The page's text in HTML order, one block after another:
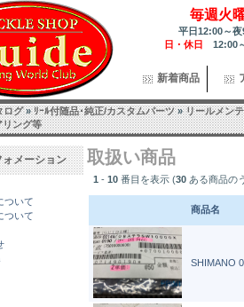
毎週火
平日12:00～
日・休日 12:00
新着商品
ログ»ﾘｰﾙ付随品･純正/カスタムパーツ»リールメン
リング等
ォメーション
ついて
ついて
取扱い商品
1 - 10 番目を表示 (30 ある商品の
商品名
SHIMANO